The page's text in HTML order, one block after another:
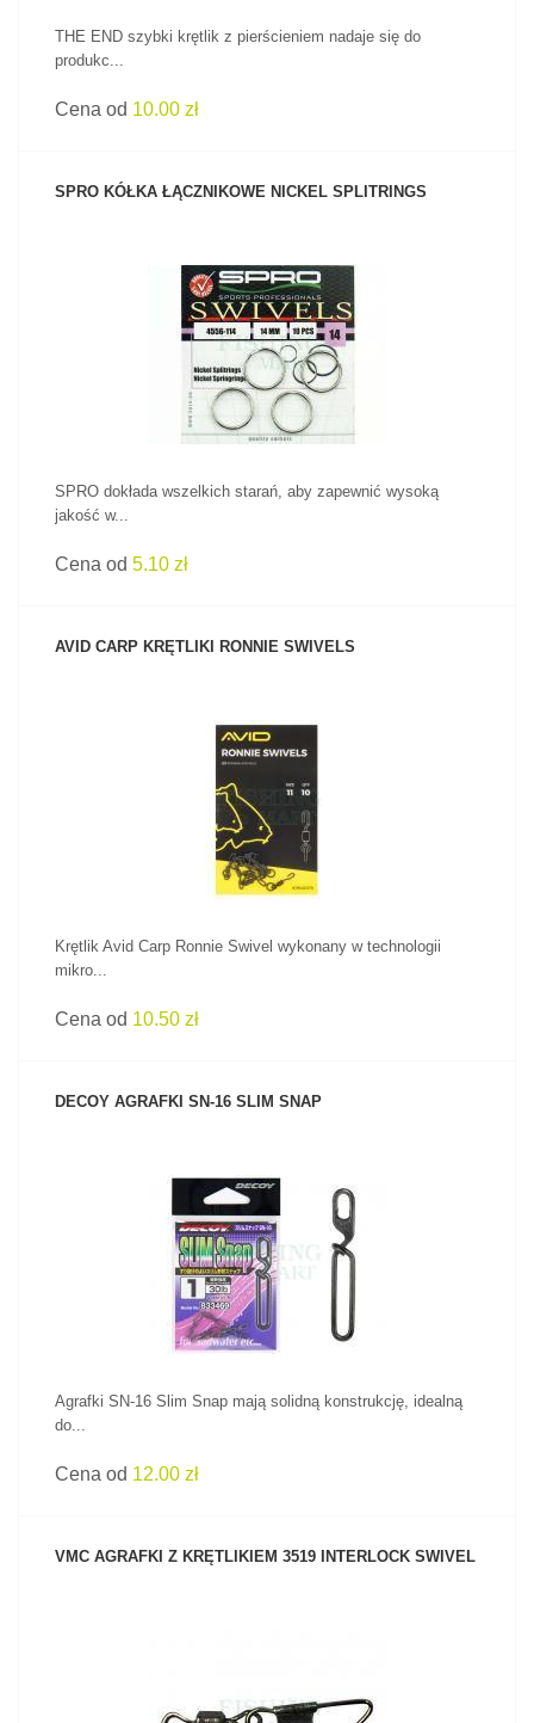
THE END szybki krętlik z pierścieniem nadaje się do
produkc...
Cena od 10.00 zł
SPRO KÓŁKA ŁĄCZNIKOWE NICKEL SPLITRINGS
ZOBACZ PRODUKT
SPRO dokłada wszelkich starań, aby zapewnić wysoką
jakość w...
Cena od 5.10 zł
AVID CARP KRĘTLIKI RONNIE SWIVELS
ZOBACZ PRODUKT
Krętlik Avid Carp Ronnie Swivel wykonany w technologii
mikro...
Cena od 10.50 zł
DECOY AGRAFKI SN-16 SLIM SNAP
ZOBACZ PRODUKT
Agrafki SN-16 Slim Snap mają solidną konstrukcję, idealną
do...
Cena od 12.00 zł
VMC AGRAFKI Z KRĘTLIKIEM 3519 INTERLOCK SWIVEL